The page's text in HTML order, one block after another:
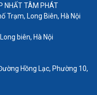
thanh trượt và
làm cạn bể chứa
dưới nước nên sẽ
tiếng ồn
đạt hiệu quả tối đa
NHẤT TÂM PHÁT
Trạm, Long Biên, Hà Nội
biên, Hà Nội
Hồng Lạc, Phường 10,